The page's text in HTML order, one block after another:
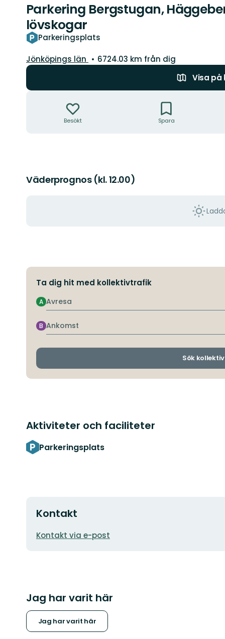
Parkering Bergstugan,
lövskogar
Parkeringsplats
Län:
Jönköpings län
6724.03 km från dig
Visa på
Besökt Spara
Väderprognos (kl. 12.00)
Ta dig hit med kollektivtrafik
Avresa
A
Ankomst
B
Sök
Aktiviteter och faciliteter
Parkeringsplats
Kontakt
E-
Kontakt via e-post
Jag har varit här
Jag har varit här